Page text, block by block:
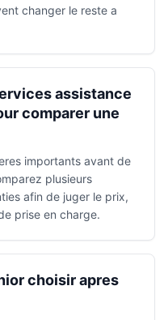
changer le reste a
assistance
comparer une
importants avant de
plusieurs
afin de juger le prix,
prise en charge.
choisir apres